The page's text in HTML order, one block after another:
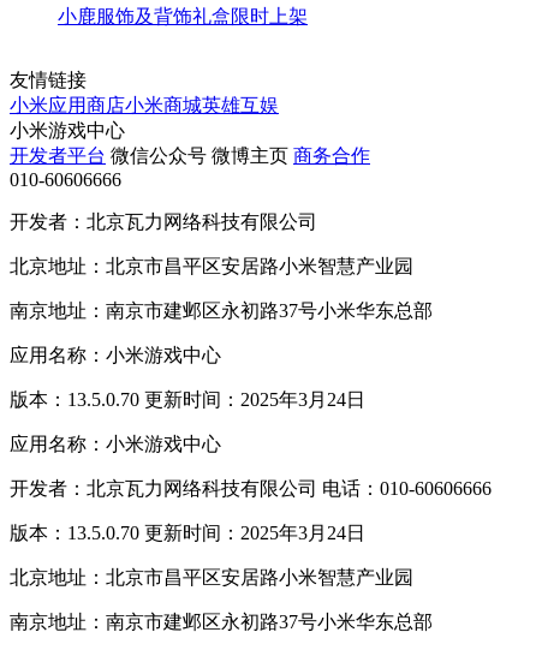
小鹿服饰及背饰礼盒限时上架
友情链接
小米应用商店小米商城英雄互娱
小米游戏中心
开发者平台 微信公众号 微博主页 商务合作
010-60606666
开发者：北京瓦力网络科技有限公司
北京地址：北京市昌平区安居路小米智慧产业园
南京地址：南京市建邺区永初路37号小米华东总部
应用名称：小米游戏中心
版本：13.5.0.70 更新时间：2025年3月24日
应用名称：小米游戏中心
开发者：北京瓦力网络科技有限公司 电话：010-60606666
版本：13.5.0.70 更新时间：2025年3月24日
北京地址：北京市昌平区安居路小米智慧产业园
南京地址：南京市建邺区永初路37号小米华东总部